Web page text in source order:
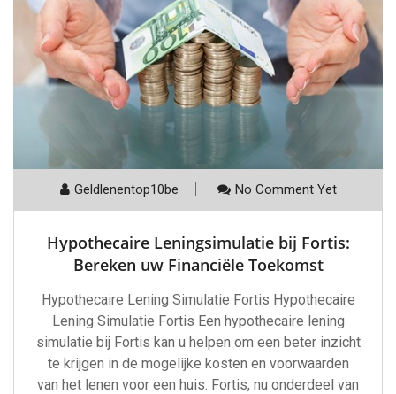
Geldlenentop10be No Comment Yet
Hypothecaire Leningsimulatie bij Fortis:
Bereken uw Financiële Toekomst
Hypothecaire Lening Simulatie Fortis Hypothecaire
Lening Simulatie Fortis Een hypothecaire lening
simulatie bij Fortis kan u helpen om een beter inzicht
te krijgen in de mogelijke kosten en voorwaarden
van het lenen voor een huis. Fortis, nu onderdeel van